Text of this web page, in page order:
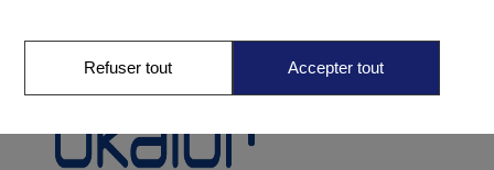
Naissance0-12 mois
Refuser tout Accepter tout